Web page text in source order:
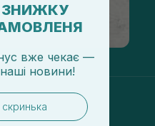
вже чекає —
наші новини!